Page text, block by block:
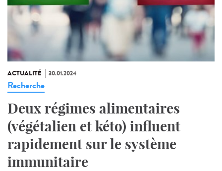
ACTUALITÉ 30.01.2024
Recherche
Deux régimes alimentaires
(végétalien et kéto) influent
rapidement sur le système
immunitaire